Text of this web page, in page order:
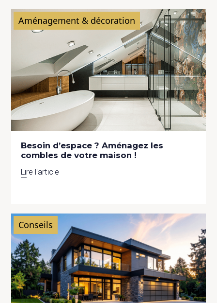
Aménagement & décoration
Besoin d’espace ? Aménagez les
combles de votre maison !
Lire l'article
Conseils